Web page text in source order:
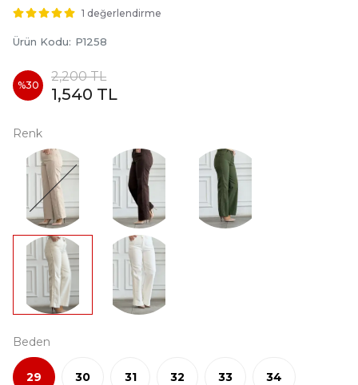
1 değerlendirme
Ürün Kodu: P1258
%30
2,200 TL
1,540 TL
Renk
Beden
29 30 31 32 33 34